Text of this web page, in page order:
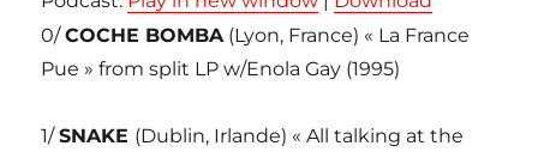
0/COCHE BOMBA (Lyon, France) « La France
Pue » from split LP w/Enola Gay (1995)
1/SNAKE (Dublin, Irlande) « All talking at the